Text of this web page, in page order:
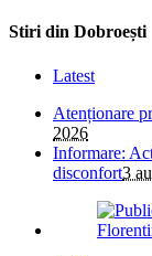
Stiri din Dobroești
Latest
Atenționare
2026
Informare:
disconfort3